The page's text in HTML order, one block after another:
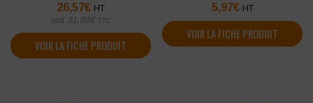
26,57€ HT
soit 31,88€ TTC
VOIR LA FICHE PRODUIT
5,97€ HT
VOIR LA FICHE PRODUIT